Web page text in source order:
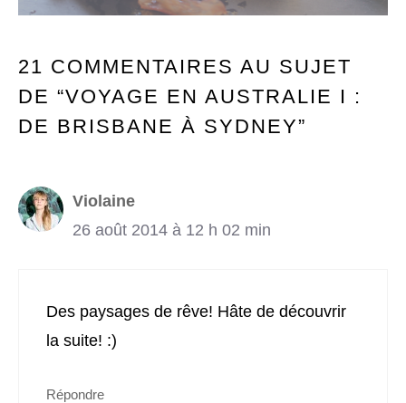
21 COMMENTAIRES AU SUJET
DE “VOYAGE EN AUSTRALIE I :
DE BRISBANE À SYDNEY”
Violaine
26 août 2014 à 12 h 02 min
Des paysages de rêve! Hâte de découvrir
la suite! :)
Répondre